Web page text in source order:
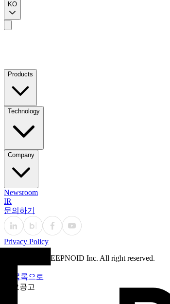
KO
Products
Technology
Company
Newsroom
IR
문의하기
Privacy Policy
Copyright © DEEPNOID Inc. All right reserved.
목록으로
주요공고